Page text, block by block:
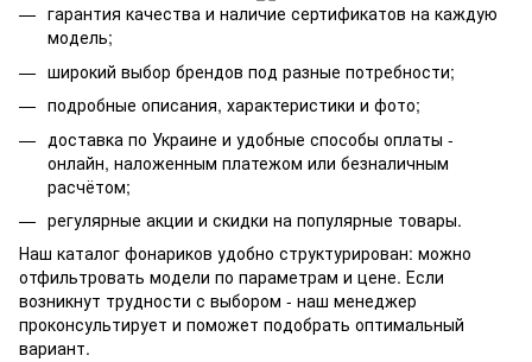
гарантия качества и наличие сертификатов на каждую
модель;
широкий выбор брендов под разные потребности;
подробные описания, характеристики и фото;
доставка по Украине и удобные способы оплаты -
онлайн, наложенным платежом или безналичным
расчётом;
регулярные акции и скидки на популярные товары.
Наш каталог фонариков удобно структурирован: можно
отфильтровать модели по параметрам и цене. Если
возникнут трудности с выбором - наш менеджер
проконсультирует и поможет подобрать оптимальный
вариант.